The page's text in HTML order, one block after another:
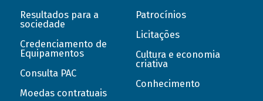
Resultados para a
sociedade
Credenciamento de
Equipamentos
Consulta PAC
Moedas contratuais
Patrocínios
Licitações
Cultura e economia
criativa
Conhecimento